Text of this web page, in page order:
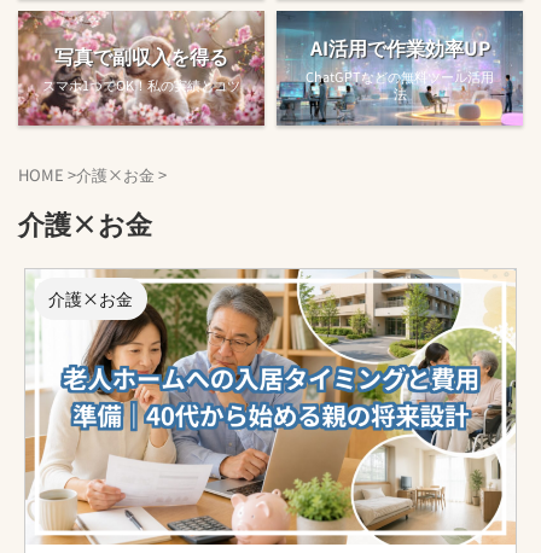
写真で副収入を得る
スマホ1つでOK！私の実績とコツ
AI活用で作業効率UP
ChatGPTなどの無料ツール活用
法
HOME >介護×お金 >
介護×お金
介護×お金